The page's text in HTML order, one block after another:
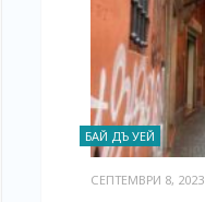
БАЙ ДЪ УЕЙ
СЕПТЕМВРИ 8, 2023